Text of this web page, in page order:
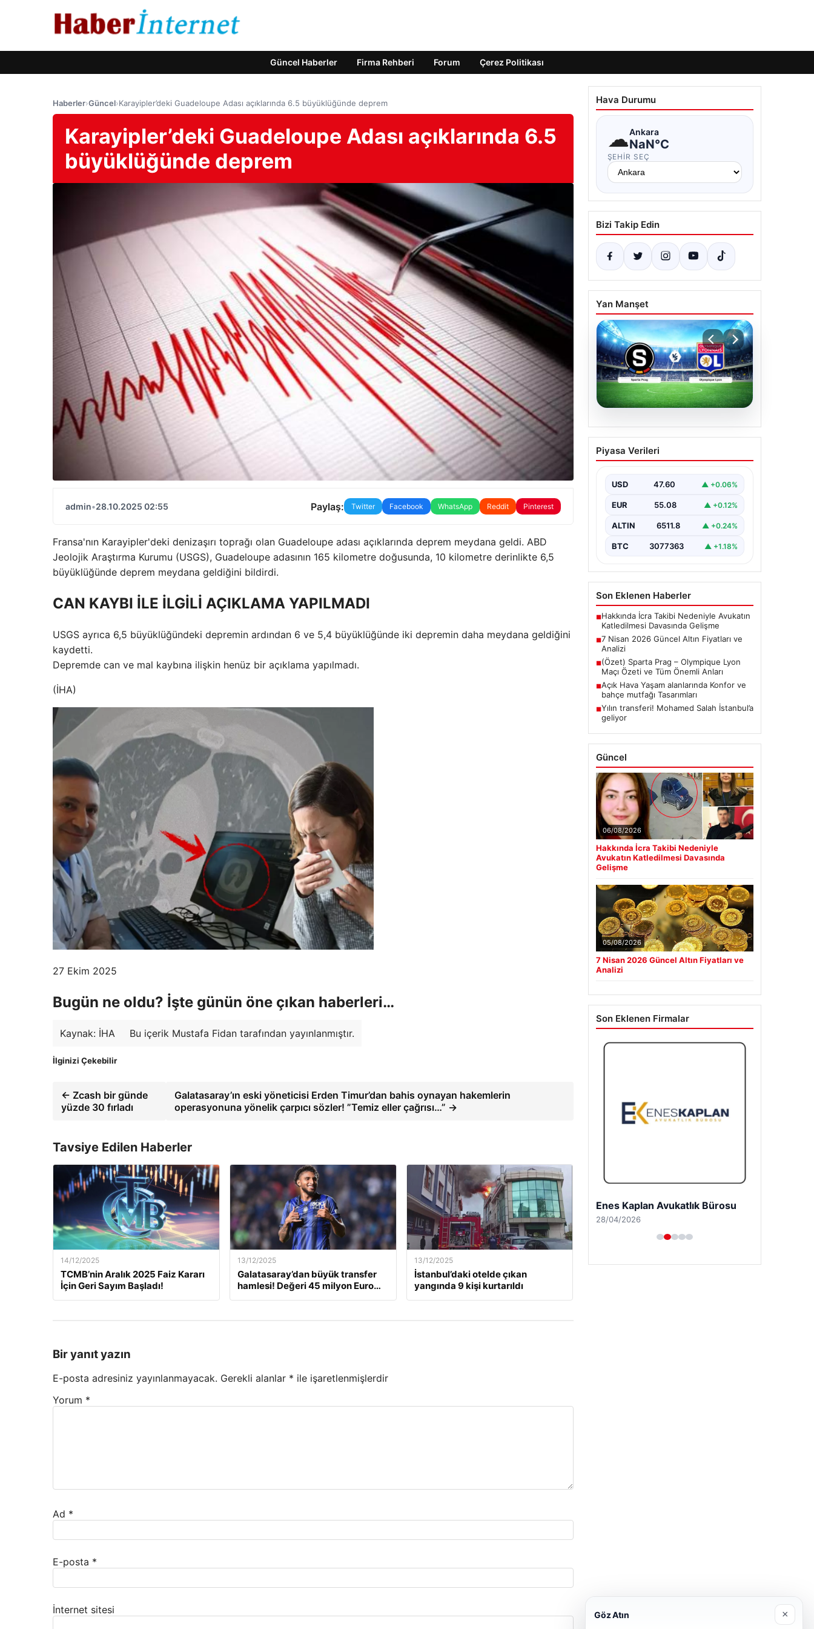
Güncel Haberler Firma Rehberi Forum Çerez Politikası
Haberler›Güncel›Karayipler’deki Guadeloupe Adası açıklarında 6.5 büyüklüğünde deprem
Karayipler’deki Guadeloupe Adası açıklarında 6.5
büyüklüğünde deprem
admin•28.10.2025 02:55 Paylaş: Twitter Facebook WhatsApp Reddit Pinterest
Fransa'nın Karayipler'deki denizaşırı toprağı olan Guadeloupe adası açıklarında deprem meydana geldi. ABD
Jeolojik Araştırma Kurumu (USGS), Guadeloupe adasının 165 kilometre doğusunda, 10 kilometre derinlikte 6,5
büyüklüğünde deprem meydana geldiğini bildirdi.
CAN KAYBI İLE İLGİLİ AÇIKLAMA YAPILMADI
USGS ayrıca 6,5 ​​büyüklüğündeki depremin ardından 6 ve 5,4 büyüklüğünde iki depremin daha meydana geldiğini
kaydetti.
Depremde can ve mal kaybına ilişkin henüz bir açıklama yapılmadı.
(İHA)
27 Ekim 2025
Bugün ne oldu? İşte günün öne çıkan haberleri…
Kaynak: İHA Bu içerik Mustafa Fidan tarafından yayınlanmıştır.
İlginizi Çekebilir
← Zcash bir günde
yüzde 30 fırladı
Galatasaray’ın eski yöneticisi Erden Timur’dan bahis oynayan hakemlerin
operasyonuna yönelik çarpıcı sözler! ”Temiz eller çağrısı…” →
Tavsiye Edilen Haberler
14/12/2025
TCMB’nin Aralık 2025 Faiz Kararı
İçin Geri Sayım Başladı!
13/12/2025
Galatasaray’dan büyük transfer
hamlesi! Değeri 45 milyon Euro…
13/12/2025
İstanbul’daki otelde çıkan
yangında 9 kişi kurtarıldı
Bir yanıt yazın
E-posta adresiniz yayınlanmayacak. Gerekli alanlar * ile işaretlenmişlerdir
Yorum *
Ad *
E-posta *
İnternet sitesi
Hava Durumu
☁Ankara
NaN°C
ŞEHIR SEÇ
Bizi Takip Edin
Yan Manşet
05.08.2026
(Özet) Sparta Prag –
Olympique Lyon Maçı
Anları
Piyasa Verileri
USD 47.60 ▲ +0.06%
EUR 55.08 ▲ +0.12%
ALTIN 6511.8 ▲ +0.24%
BTC 3077363 ▲ +1.18%
Son Eklenen Haberler
■Hakkında İcra Takibi Nedeniyle Avukatın
Katledilmesi Davasında Gelişme
■7 Nisan 2026 Güncel Altın Fiyatları ve
Analizi
■(Özet) Sparta Prag – Olympique Lyon
Maçı Özeti ve Tüm Önemli Anları
■Açık Hava Yaşam alanlarında Konfor ve
bahçe mutfağı Tasarımları
■Yılın transferi! Mohamed Salah İstanbul’a
geliyor
Güncel
06/08/2026
Hakkında İcra Takibi Nedeniyle
Avukatın Katledilmesi Davasında
Gelişme
05/08/2026
7 Nisan 2026 Güncel Altın Fiyatları ve
Analizi
Son Eklenen Firmalar
Enes Kaplan Avukatlık Bürosu
28/04/2026
Göz Atın ×